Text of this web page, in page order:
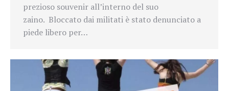
prezioso souvenir all’interno del suo
zaino. Bloccato dai militati è stato denunciato a
piede libero per…